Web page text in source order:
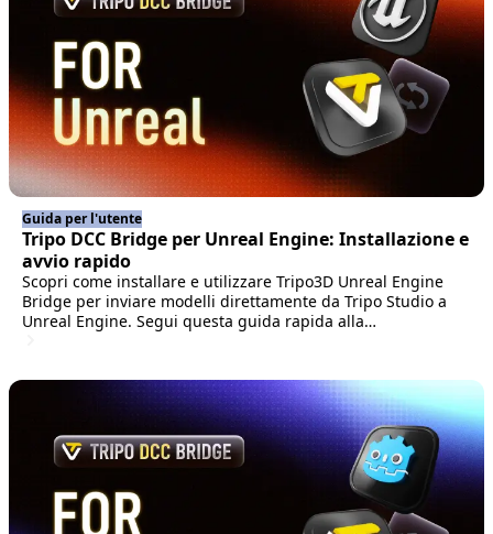
Guida per l'utente
Tripo DCC Bridge per Unreal Engine: Installazione e
avvio rapido
Scopri come installare e utilizzare Tripo3D Unreal Engine
Bridge per inviare modelli direttamente da Tripo Studio a
Unreal Engine. Segui questa guida rapida alla